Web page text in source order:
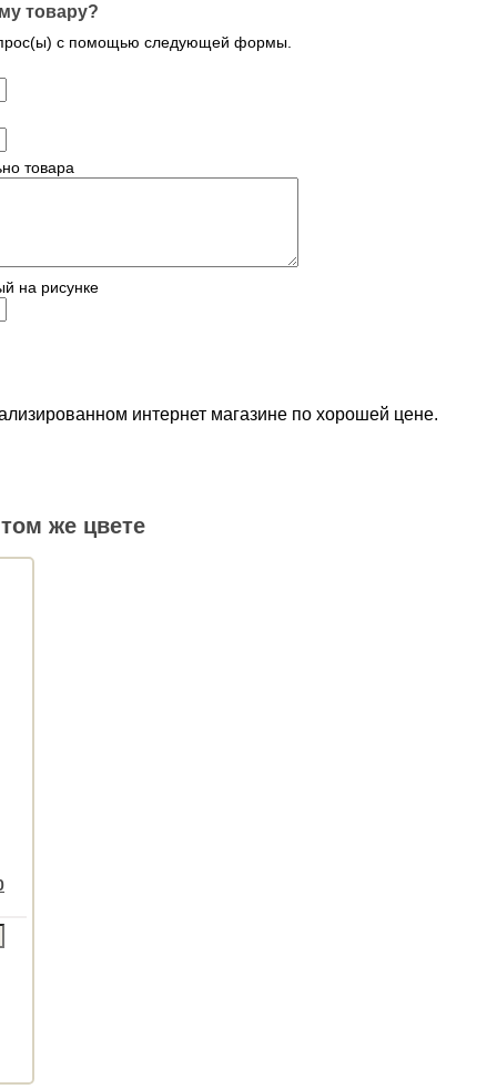
товару?
с помощью следующей формы.
товара
на рисунке
интернет магазине по хорошей цене.
же цвете